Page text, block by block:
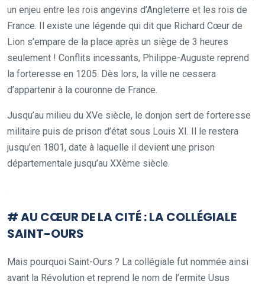
un enjeu entre les rois angevins d’Angleterre et les rois de
France. Il existe une légende qui dit que Richard Cœur de
Lion s’empare de la place après un siège de 3 heures
seulement ! Conflits incessants, Philippe-Auguste reprend
la forteresse en 1205. Dès lors, la ville ne cessera
d’appartenir à la couronne de France.
Jusqu’au milieu du XVe siècle, le donjon sert de forteresse
militaire puis de prison d’état sous Louis XI. Il le restera
jusqu’en 1801, date à laquelle il devient une prison
départementale jusqu’au XXème siècle.
# AU CŒUR DE LA CITÉ : LA COLLÉGIALE
SAINT-OURS
Mais pourquoi Saint-Ours ? La collégiale fut nommée ainsi
avant la Révolution et reprend le nom de l’ermite Usus